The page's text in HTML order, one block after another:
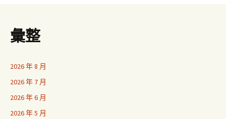
彙整
2026 年 8 月
2026 年 7 月
2026 年 6 月
2026 年 5 月